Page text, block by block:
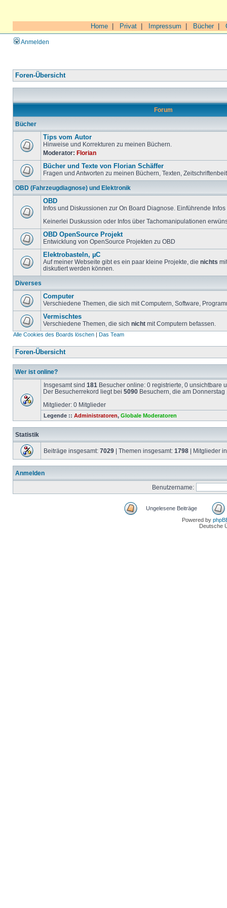
Home Privat Impressum Bücher|
Anmelden
Foren-Übersicht
Forum
Bücher
Tips vom Autor
Hinweise und Korrekturen zu meinen Büchern.
Moderator: Florian
Bücher und Texte von Florian Schäffer
Fragen und Antworten zu meinen Büchern, Texten,
OBD (Fahrzeugdiagnose) und Elektronik
OBD
Infos und Diskussionen zur On Board Diagnose. Einführende
Keinerlei Duskussion oder Infos über Tachomanipulationen
OBD OpenSource Projekt
Entwicklung von OpenSource Projekten zu OBD
Elektrobasteln, µC
Auf meiner Webseite gibt es ein paar kleine Projekte, die nichts
diskutiert werden können.
Diverses
Computer
Verschiedene Themen, die sich mit Computern, Software,
Vermischtes
Verschiedene Themen, die sich nicht mit Computern befassen.
Alle Cookies des Boards löschen | Das Team
Foren-Übersicht
Wer ist online?
Insgesamt sind 181 Besucher online: 0 registrierte, 0 unsichtbare
Der Besucherrekord liegt bei 5090 Besuchern, die am
Mitglieder: 0 Mitglieder
Legende :: Administratoren, Globale Moderatoren
Statistik
Beiträge insgesamt: 7029 | Themen insgesamt: 1798 | Mitglieder
Anmelden
Benutzername:
Ungelesene Beiträge
Powered by
Deutsche